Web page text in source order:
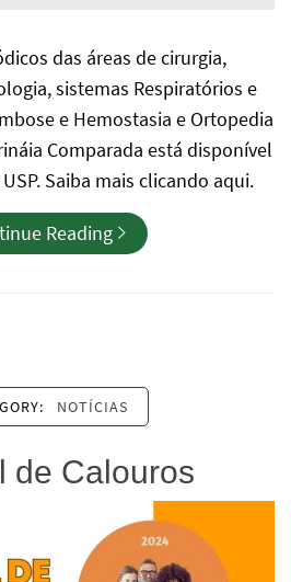
das áreas de cirurgia,
sistemas Respiratórios e
e Hemostasia e Ortopedia
Comparada está disponível
Saiba mais clicando aqui.
Reading
NOTÍCIAS
de Calouros